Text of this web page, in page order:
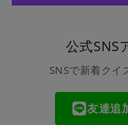
公式SNS
SNSで新着クイ
友達追